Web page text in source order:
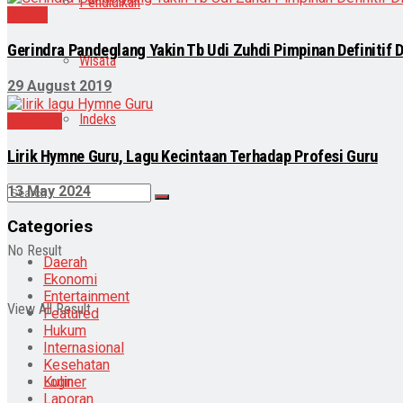
Wisata
Indeks
No Result
View All Result
Login
Gerindra Pandeglang Yakin Tb Udi Zuhdi Pimpinan Definitif
29 August 2019
Lirik Hymne Guru, Lagu Kecintaan Terhadap Profesi Guru
13 May 2024
Categories
Daerah
Ekonomi
Entertainment
Featured
Hukum
Internasional
Kesehatan
Kuliner
Laporan